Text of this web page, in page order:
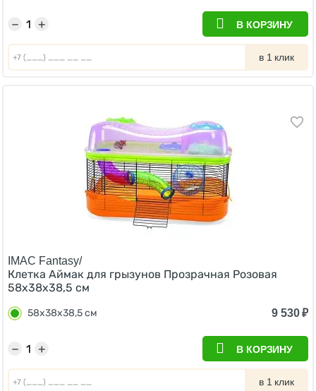
+
− В КОРЗИНУ
в 1 клик
IMAC Fantasy/
Клетка Аймак для грызунов Прозрачная Розовая
58х38х38,5 см
58х38х38,5 см 9 530₽
+
− В КОРЗИНУ
в 1 клик